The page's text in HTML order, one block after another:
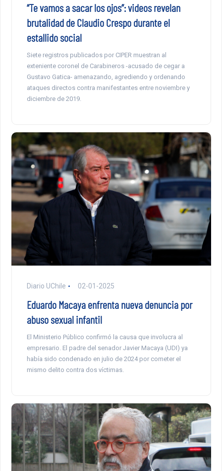
“Te vamos a sacar los ojos”: videos revelan
brutalidad de Claudio Crespo durante el
estallido social
Siete registros publicados por CIPER muestran al
exteniente coronel de Carabineros -acusado de cegar a
Gustavo Gatica- amenazando, agrediendo y ordenando
ataques directos contra manifestantes entre noviembre y
diciembre de 2019.
Diario UChile 02-01-2025
Eduardo Macaya enfrenta nueva denuncia por
abuso sexual infantil
El Ministerio Público confirmó la causa que involucra al
empresario. El padre del senador Javier Macaya (UDI) ya
había sido condenado en julio de 2024 por cometer el
mismo delito contra dos víctimas.